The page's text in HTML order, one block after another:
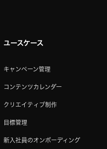
ユースケース
キャンペーン管理
コンテンツカレンダー
クリエイティブ制作
目標管理
新入社員のオンボーディング